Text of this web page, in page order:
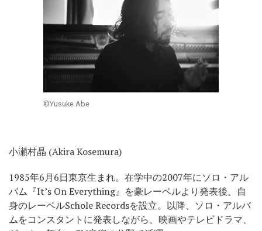
©Yusuke Abe
小瀬村晶 (Akira Kosemura)
1985年6月6日東京生まれ。在学中の2007年にソロ・アル
バム『It’s On Everything』を豪レーベルより発表後、自
身のレーベルSchole Recordsを設立。以降、ソロ・アルバ
ムをコンスタントに発表しながら、映画やテレビドラマ、